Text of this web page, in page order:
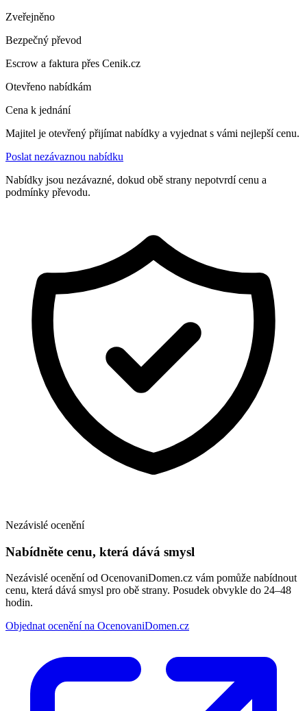
Zveřejněno
Bezpečný převod
Escrow a faktura přes Cenik.cz
Otevřeno nabídkám
Cena k jednání
Majitel je otevřený přijímat nabídky a vyjednat s vámi nejlepší cenu.
Poslat nezávaznou nabídku
Nabídky jsou nezávazné, dokud obě strany nepotvrdí cenu a
podmínky převodu.
Nezávislé ocenění
Nabídněte cenu, která dává smysl
Nezávislé ocenění od OcenovaniDomen.cz vám pomůže nabídnout
cenu, která dává smysl pro obě strany. Posudek obvykle do 24–48
hodin.
Objednat ocenění na OcenovaniDomen.cz